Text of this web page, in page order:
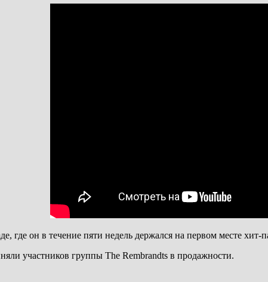
где он в течение пяти недель держался на первом месте хит-
участников группы The Rembrandts в продажности.